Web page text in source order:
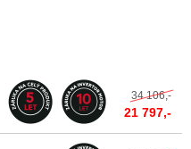
34 106,-
21 797,-